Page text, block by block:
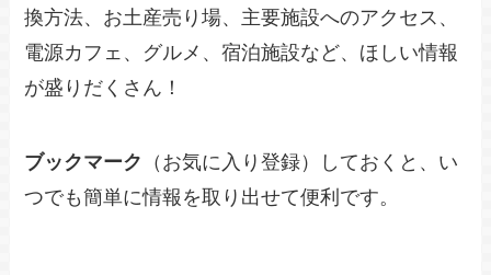
換方法、お土産売り場、主要施設へのアクセス、
電源カフェ、グルメ、宿泊施設など、ほしい情報
が盛りだくさん！
ブックマーク
（お気に入り登録）しておくと、い
つでも簡単に情報を取り出せて便利です。